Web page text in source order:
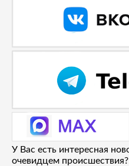
У Вас есть интересная
очевидцем происшествия?